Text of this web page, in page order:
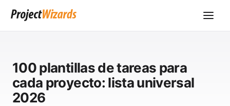
100 plantillas de tareas para
cada proyecto: lista universal
2026